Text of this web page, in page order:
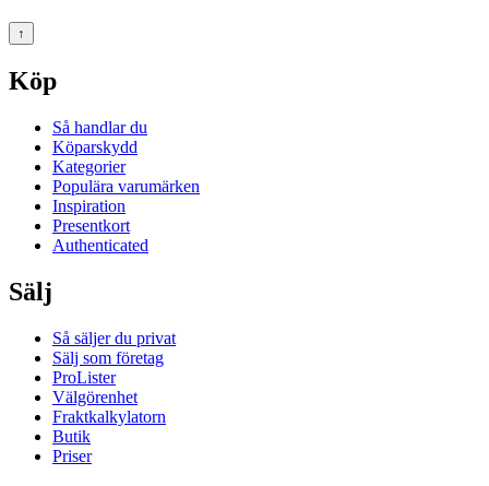
↑
Köp
Så handlar du
Köparskydd
Kategorier
Populära varumärken
Inspiration
Presentkort
Authenticated
Sälj
Så säljer du privat
Sälj som företag
ProLister
Välgörenhet
Fraktkalkylatorn
Butik
Priser